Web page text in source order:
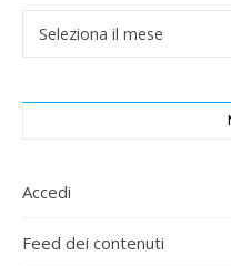
Accedi
Feed dei contenuti